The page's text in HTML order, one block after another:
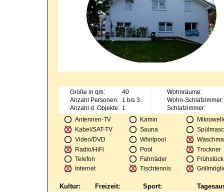
Größe in qm:
40
Anzahl Personen:
1 bis 3
Anzahl d. Objekte: 1
Wohnräume:
Wohn-Schlafzimmer:
Schlafzimmer:
Antennen-TV
Kamin
Kabel/SAT-TV
Sauna
Video/DVD
Whirlpool
Radio/HiFi
Pool
Trockner
Telefon
Fahrräder
Internet
Tischtennis
Kultur: Freizeit: Sport: